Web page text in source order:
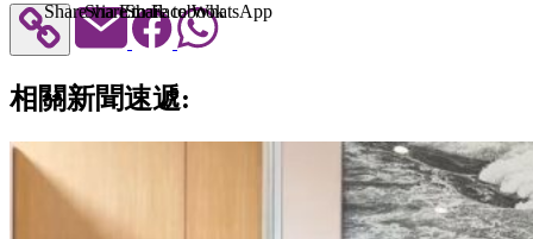
Share via Email
Share to Facebook
Share to WhatsApp
相關新聞速遞: